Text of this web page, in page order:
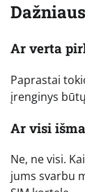
Ar verta
Paprastai
įrenginys
Ar visi
Ne, ne visi.
jums svarbu